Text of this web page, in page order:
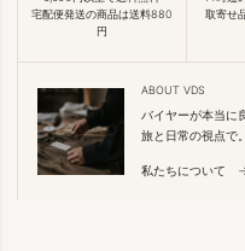
宅配便発送の商品は送料880
円
取寄せ
ABOUT VDS
バイヤーが本当に
旅と日常の視点で。
私たちについて